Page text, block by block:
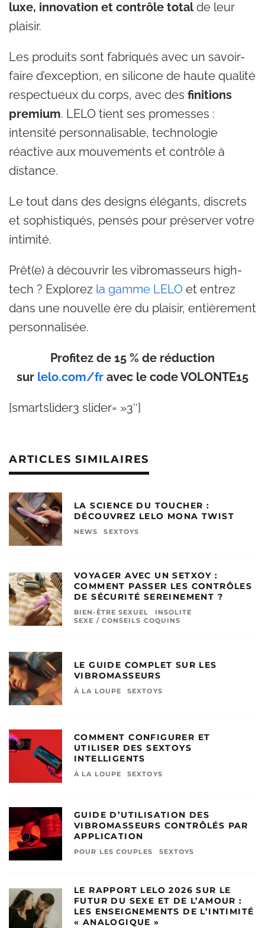
luxe, innovation et contrôle totalde leur
plaisir.
Les produits sont fabriqués avec un savoir-
faire d’exception, en silicone de haute qualité
respectueux du corps, avec des finitions
premium. LELO tient ses promesses :
intensité personnalisable, technologie
réactive aux mouvements et contrôle à
distance.
Le tout dans des designs élégants, discrets
et sophistiqués, pensés pour préserver votre
intimité.
Prêt(e) à découvrir les vibromasseurs high-
tech ? Explorez la gamme LELO et entrez
dans une nouvelle ère du plaisir, entièrement
personnalisée.
Profitez de 15 % de réduction
sur lelo.com/fr avec le code VOLONTE15
[smartslider3 slider= »3″]
ARTICLES SIMILAIRES
LA SCIENCE DU TOUCHER :
DÉCOUVREZ LELO MONA TWIST
NEWS SEXTOYS
VOYAGER AVEC UN SETXOY :
COMMENT PASSER LES CONTRÔLES
DE SÉCURITÉ SEREINEMENT ?
BIEN-ÊTRE SEXUEL
INSOLITE
SEXE / CONSEILS COQUINS
LE GUIDE COMPLET SUR LES
VIBROMASSEURS
À LA LOUPE SEXTOYS
COMMENT CONFIGURER ET
UTILISER DES SEXTOYS
INTELLIGENTS
À LA LOUPE SEXTOYS
GUIDE D’UTILISATION DES
VIBROMASSEURS CONTRÔLÉS PAR
APPLICATION
POUR LES COUPLES SEXTOYS
LE RAPPORT LELO 2026 SUR LE
FUTUR DU SEXE ET DE L’AMOUR :
LES ENSEIGNEMENTS DE L’INTIMITÉ
« ANALOGIQUE »